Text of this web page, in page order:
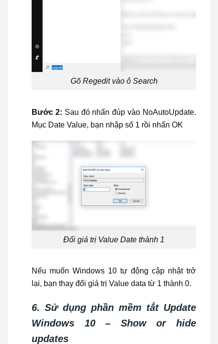
Gõ Regedit vào ô Search
Bước 2: Sau đó nhấn đúp vào NoAutoUpdate.
Mục Date Value, bạn nhập số 1 rồi nhấn OK
Đổi giá trị Value Date thành 1
Nếu muốn Windows 10 tự động cập nhật trở
lại, bạn thay đổi giá trị Value data từ 1 thành 0.
6. Sử dụng phần mềm tắt Update
Windows 10 – Show or hide
updates